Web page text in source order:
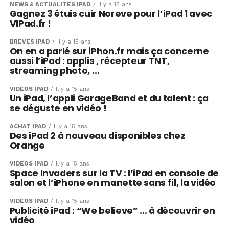
NEWS & ACTUALITÉS IPAD Il y a 15 ans
Gagnez 3 étuis cuir Noreve pour l’iPad 1 avec
VIPad.fr !
BRÈVES IPAD Il y a 15 ans
On en a parlé sur iPhon.fr mais ça concerne
aussi l’iPad : applis , récepteur TNT,
streaming photo, …
VIDÉOS IPAD Il y a 15 ans
Un iPad, l’appli GarageBand et du talent : ça
se déguste en vidéo !
ACHAT IPAD Il y a 15 ans
Des iPad 2 à nouveau disponibles chez
Orange
VIDÉOS IPAD Il y a 15 ans
Space Invaders sur la TV : l’iPad en console de
salon et l’iPhone en manette sans fil, la vidéo
VIDÉOS IPAD Il y a 15 ans
Publicité iPad : “We believe” … à découvrir en
vidéo